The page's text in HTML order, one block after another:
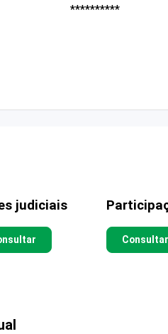
**********
judiciais
Consultar